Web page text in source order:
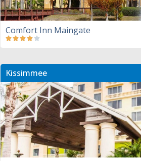
Comfort Inn Maingate
Kissimmee